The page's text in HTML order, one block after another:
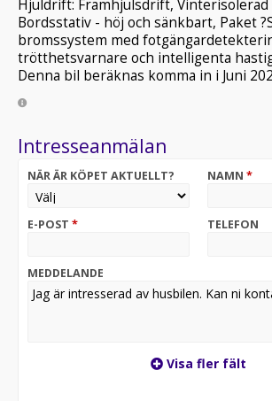
Hjuldrift: Framhjulsdrift, Vinterisolerad
Bordsstativ - höj och sänkbart, Paket
bromssystem med
trötthetsvarnare och intelligenta
Denna bil beräknas komma in i Juni
Intresseanmälan
NÄR ÄR KÖPET AKTUELLT? NAMN *
E-POST * TELEFON
MEDDELANDE
Visa fler fält